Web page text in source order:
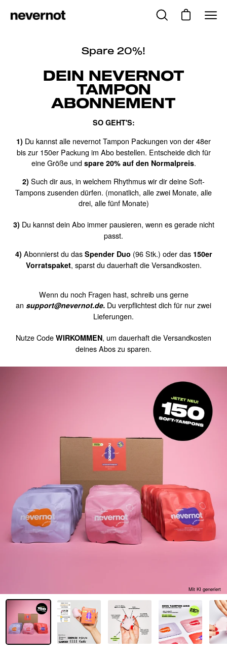
überspringen
Suchleiste
Spare 20%!
DEIN NEVERNOT
TAMPON
ABONNEMENT
SO GEHT'S:
1) Du kannst alle nevernot Tampon Packungen von der 48er
bis zur 150er Packung im Abo bestellen. Entscheide dich für
eine Größe und spare 20% auf den Normalpreis.
2) Such dir aus, in welchem Rhythmus wir dir deine Soft-
Tampons zusenden dürfen. (monatlich, alle zwei Monate, alle
drei, alle fünf Monate)
3) Du kannst dein Abo immer pausieren, wenn es gerade nicht
passt.
4) Abonnierst du das Spender Duo (96 Stk.) oder das 150er
Vorratspaket, sparst du dauerhaft die Versandkosten.
Wenn du noch Fragen hast, schreib uns gerne
an support@nevernot.de. Du verpflichtest dich für nur zwei
Lieferungen.
Nutze Code WIRKOMMEN, um dauerhaft die Versandkosten
deines Abos zu sparen.
Mit KI generiert